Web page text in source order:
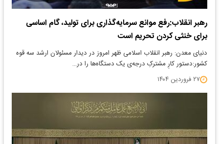
رهبر انقلاب:رفع موانع سرمایه‌گذاری برای تولید، گام اساسی
برای خنثی کردن تحریم است
دنیای معدن: رهبر انقلاب اسلامی ظهر امروز در دیدار مسئولان ارشد سه قوه
کشور:دستور کارِ مشترکِ درجه‌ی یک دستگاه‌ها را در…
۲۷ فروردین ۱۴۰۴